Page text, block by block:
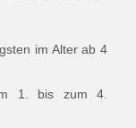
im Alter ab 4
1. bis zum 4.